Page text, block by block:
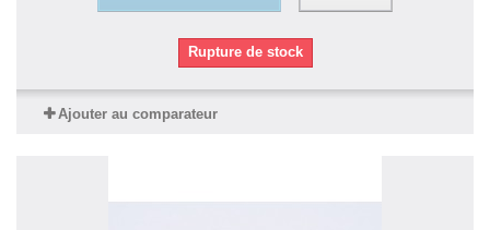
Rupture de stock
Ajouter au comparateur